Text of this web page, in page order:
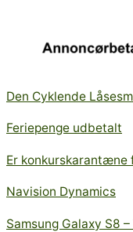
Den Cyklende
Feriepenge udbetalt
Er konkurskarantæne
Navision Dynamics
Samsung Galaxy S8